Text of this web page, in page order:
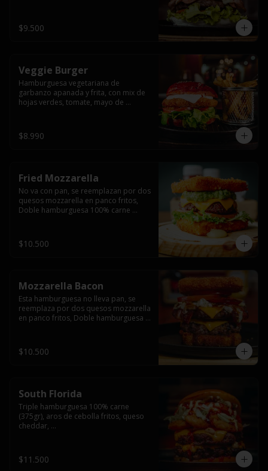
$9.500
Veggie Burger
Hamburguesa vegetariana de
garbanzo apanada y frita, con mix de
hojas verdes, tomate, mayo de
$8.990
Fried Mozzarella
No va con pan, se reemplazan por dos
quesos mozzarella en panco fritos,
Doble hamburguesa 100% carne
$10.500
Mozzarella Bacon
Esta hamburguesa no lleva pan, se
reemplaza por dos quesos mozzarella
en panco fritos, Doble hamburguesa
salsa BBQ acompañado de papas
fritas.
$10.500
South Florida
Triple hamburguesa 100% carne
(375gr), aros de cebolla fritos, queso
cheddar,
$11.500